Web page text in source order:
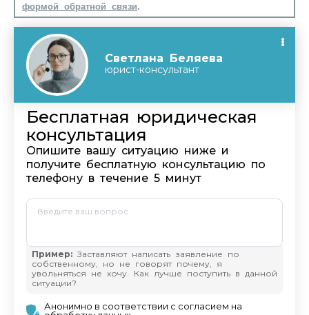
формой обратной связи.